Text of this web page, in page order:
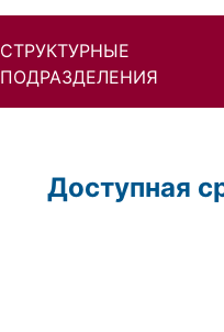
СТРУКТУРНЫЕ
ПОДРАЗДЕЛЕНИЯ
Доступная